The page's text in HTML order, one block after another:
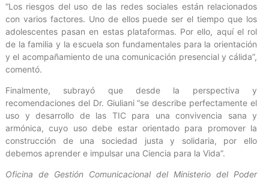
“Los riesgos del uso de las redes sociales están relacionados
con varios factores. Uno de ellos puede ser el tiempo que los
adolescentes pasan en estas plataformas. Por ello, aquí el rol
de la familia y la escuela son fundamentales para la orientación
y el acompañamiento de una comunicación presencial y cálida”,
comentó.
Finalmente, subrayó que desde la perspectiva y
recomendaciones del Dr. Giuliani “se describe perfectamente el
uso y desarrollo de las TIC para una convivencia sana y
armónica, cuyo uso debe estar orientado para promover la
construcción de una sociedad justa y solidaria, por ello
debemos aprender e impulsar una Ciencia para la Vida”.
Oficina de Gestión Comunicacional del Ministerio del Poder